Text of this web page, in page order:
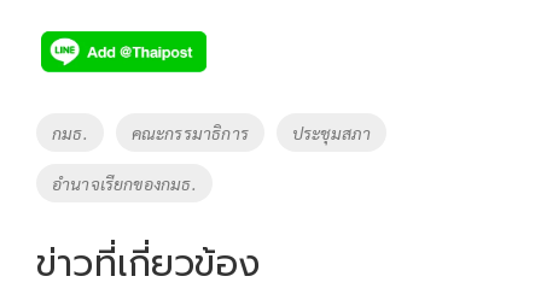
e
b
o
k
tt
er
p
y
Li
k
Tags
กมธ. คณะกรรมาธิการ ประชุมสภา
อำนาจเรียกของกมธ.
ข่าวที่เกี่ยวข้อง